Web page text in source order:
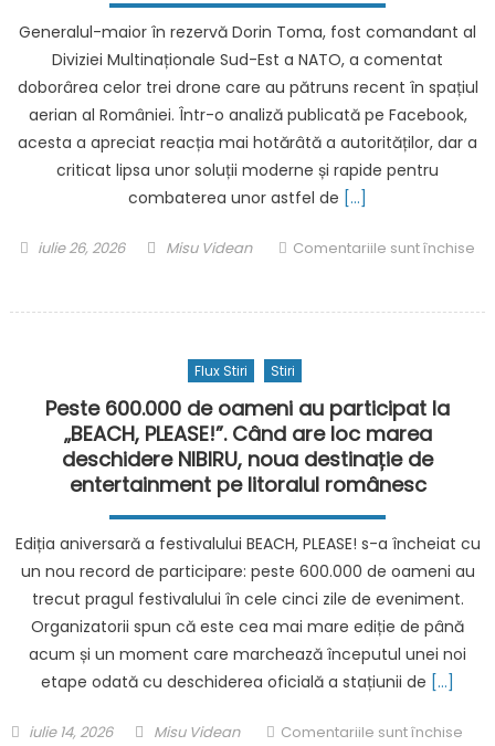
pieței
de
carte.
Vânzările
edițiilor
din
Homer
au
cu
Marea
comparativ
2025
Generalul-maior în rezervă Dorin Toma, fost comandant al
Diviziei Multinaționale Sud-Est a NATO, a comentat
doborârea celor trei drone care au pătruns recent în spațiul
aerian al României. Într-o analiză publicată pe Facebook,
acesta a apreciat reacția mai hotărâtă a autorităților, dar a
criticat lipsa unor soluții moderne și rapide pentru
combaterea unor astfel de […]
Posted
iulie 26, 2026 Author
Misu Videan
Comentariile sunt închise
are
nevoie
acum
de
soluții
dronelor”
Flux Stiri Stiri
Peste 600.000 de oameni au participat la
„BEACH, PLEASE!”. Când are loc marea
deschidere NIBIRU, noua destinație de
entertainment pe litoralul românesc
Ediția aniversară a festivalului BEACH, PLEASE! s-a încheiat cu
un nou record de participare: peste 600.000 de oameni au
trecut pragul festivalului în cele cinci zile de eveniment.
Organizatorii spun că este cea mai mare ediție de până
acum și un moment care marchează începutul unei noi
etape odată cu deschiderea oficială a stațiunii de […]
Posted
iulie 14, 2026 Author
Misu Videan Comentariile sunt închise